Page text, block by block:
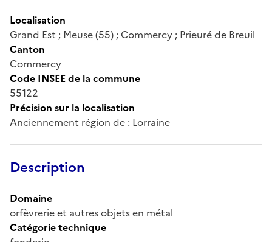
Localisation
Grand Est ; Meuse (55) ; Commercy ; Prieuré de Breuil
Canton
Commercy
Code INSEE de la commune
55122
Précision sur la localisation
Anciennement région de : Lorraine
Description
Domaine
orfèvrerie et autres objets en métal
Catégorie technique